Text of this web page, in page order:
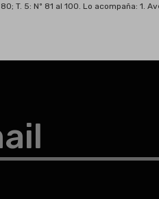
80; T. 5: Nº 81 al 100. Lo